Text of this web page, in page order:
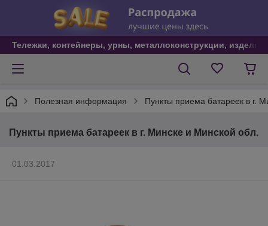
Тележки, контейнеры, урны, металлоконструкции,
Полезная информация Пункты приема батареек в г.
Пункты приема батареек в г. Минске и Минской обл.
01.03.2017